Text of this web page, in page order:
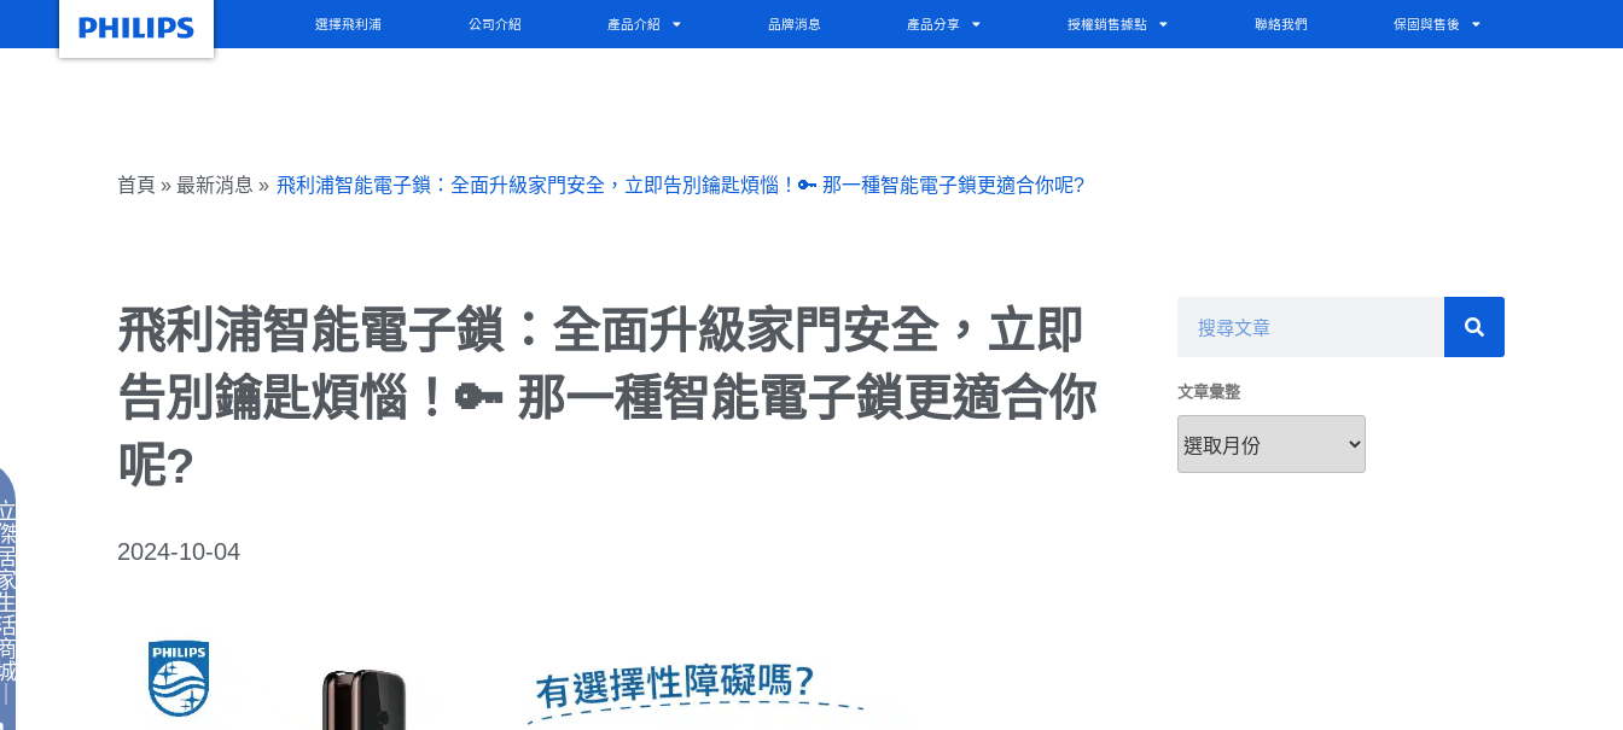
選擇飛利浦 公司介紹 產品介紹 品牌消息 產品分享 授權銷售據點 聯絡我們 保固與售後
首頁 » 最新消息 » 飛利浦智能電子鎖：全面升級家門安全，立即告別鑰匙煩惱！🔑 那一種智能電子鎖更適合你呢?
飛利浦智能電子鎖：全面升級家門安全，立即
告別鑰匙煩惱！🔑 那一種智能電子鎖更適合你
呢?
2024-10-04
文章彙整